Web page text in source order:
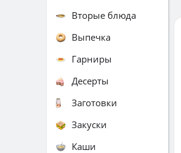
Вторые блюда
Выпечка
Гарниры
Десерты
Заготовки
Закуски
Каши